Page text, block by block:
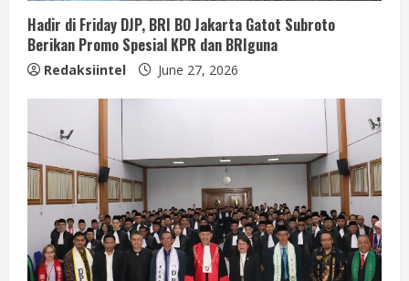
Hadir di Friday DJP, BRI BO Jakarta Gatot Subroto
Berikan Promo Spesial KPR dan BRIguna
Redaksiintel June 27, 2026